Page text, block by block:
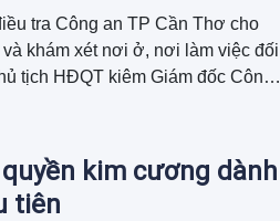
tra Công an TP Cần Thơ cho
khám xét nơi ở, nơi làm việc đối
tịch HĐQT kiêm Giám đốc Công
kim cương dành
tiên